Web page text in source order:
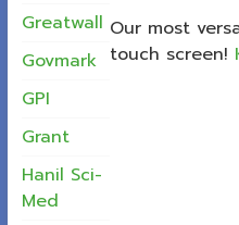
Our most
touch screen!
Greatwall
Govmark
GPI
Grant
Hanil Sci-
Med